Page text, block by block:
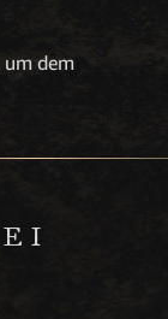
dem